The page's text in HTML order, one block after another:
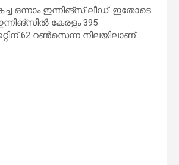
ഒന്നാം ഇന്നിങ്സ് ലീഡ്. ഇതോടെ
കേരളം 395
62 റൺസെന്ന നിലയിലാണ്.